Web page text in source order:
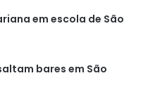
em escola de São
bares em São